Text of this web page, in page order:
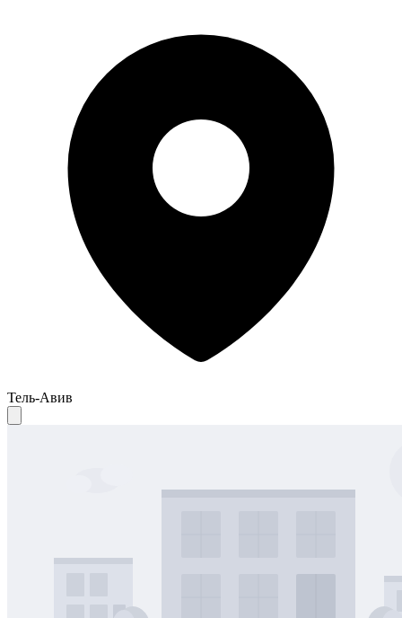
Тель-Авив